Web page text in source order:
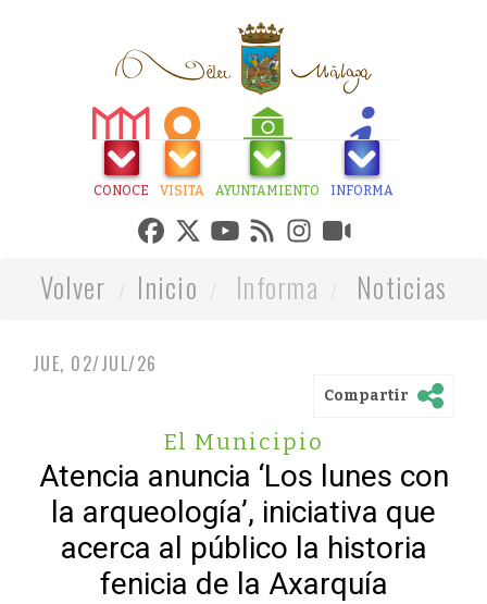
CONOCE VISITA AYUNTAMIENTO INFORMA
Volver Inicio Informa Noticias
JUE, 02/JUL/26
Compartir
El Municipio
Atencia anuncia ‘Los lunes con
la arqueología’, iniciativa que
acerca al público la historia
fenicia de la Axarquía